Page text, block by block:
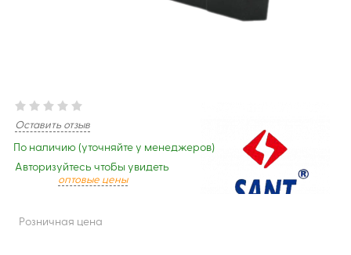
Оставить отзыв
По наличию (уточняйте у менеджеров)
Авторизуйтесь чтобы увидеть
оптовые цены
Розничная цена